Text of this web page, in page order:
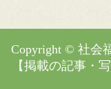
Copyright © 社会
【掲載の記事・